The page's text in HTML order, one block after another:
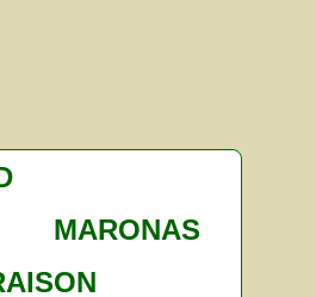
MARONAS